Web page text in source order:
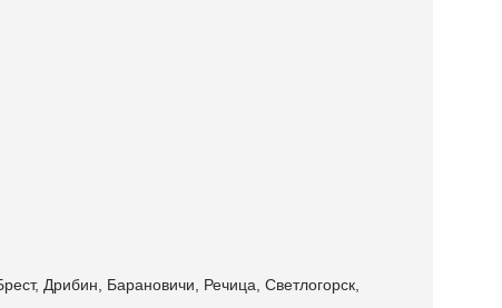
Дрибин, Барановичи, Речица, Светлогорск,